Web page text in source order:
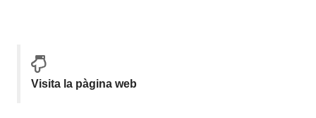
Visita la pàgina web